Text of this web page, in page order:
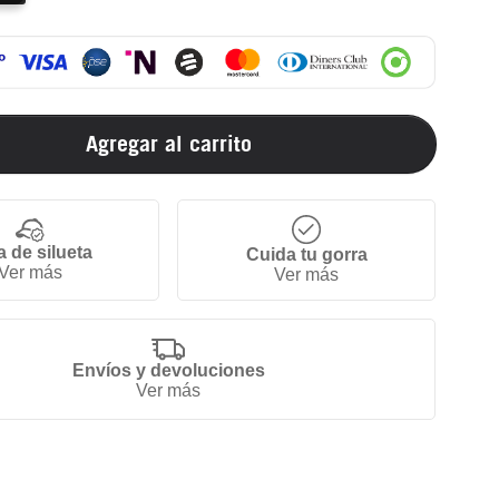
Agregar al carrito
de silueta
más
Cuida tu gorra
Ver más
Envíos y devoluciones
Ver más